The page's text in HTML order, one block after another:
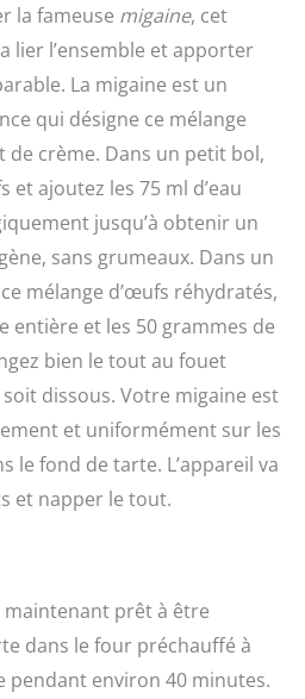
la fameuse migaine, cet
lier l’ensemble et apporter
La migaine est un
qui désigne ce mélange
de crème. Dans un petit bol,
et ajoutez les 75 ml d’eau
jusqu’à obtenir un
sans grumeaux. Dans un
mélange d’œufs réhydratés,
entière et les 50 grammes de
bien le tout au fouet
soit dissous. Votre migaine est
et uniformément sur les
le fond de tarte. L’appareil va
et napper le tout.
prêt à être
dans le four préchauffé à
pendant environ 40 minutes.